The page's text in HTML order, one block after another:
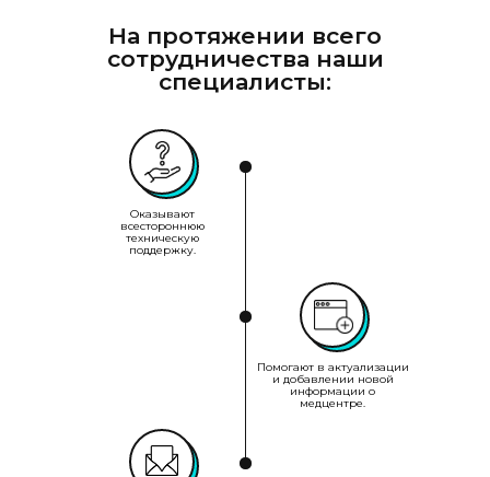
На протяжении всего
сотрудничества наши
специалисты:
Оказывают
всестороннюю
техническую
поддержку.
Помогают в актуализации
и добавлении новой
информации о
медцентре.